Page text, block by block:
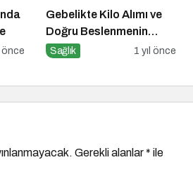
önce
Gebelikte Kilo Alımı ve
Doğru Beslenmenin
Önemi
Sağlık 1 yıl önce
Gerekli alanlar* ile